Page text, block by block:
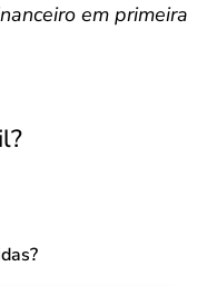
em primeira